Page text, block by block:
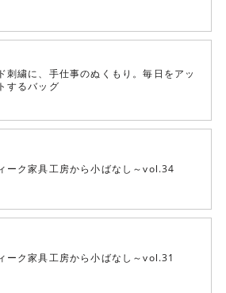
刺繍に、手仕事のぬくもり。毎日をアッ
するバッグ
ーク家具工房から小ばなし～vol.34
ーク家具工房から小ばなし～vol.31